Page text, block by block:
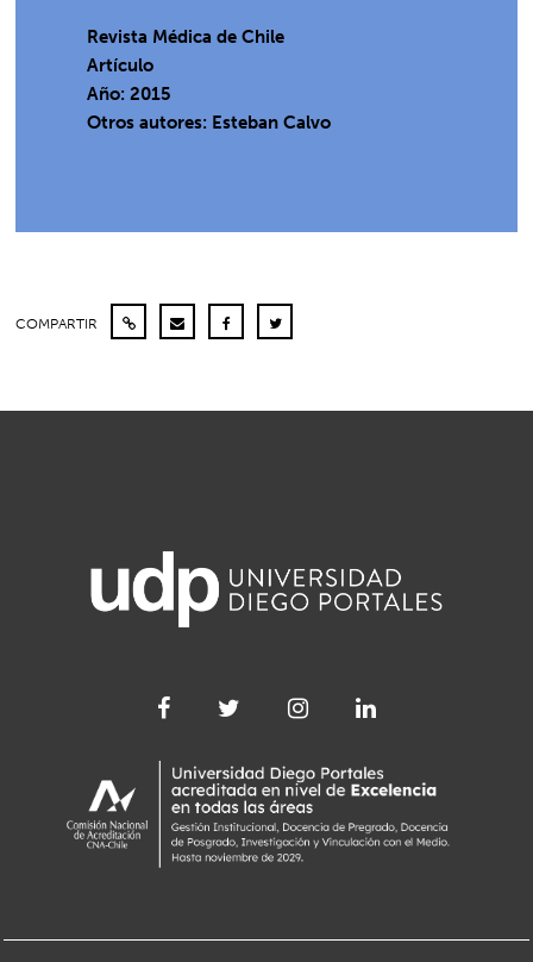
Revista Médica de Chile
Artículo
Año: 2015
Otros autores: Esteban Calvo
COMPARTIR